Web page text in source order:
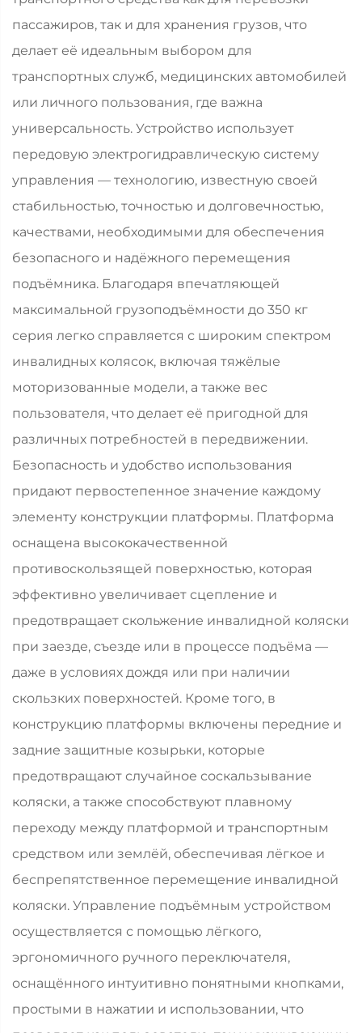
пассажиров, так и для хранения грузов, что
делает её идеальным выбором для
транспортных служб, медицинских автомобилей
или личного пользования, где важна
универсальность. Устройство использует
передовую электрогидравлическую систему
управления — технологию, известную своей
стабильностью, точностью и долговечностью,
качествами, необходимыми для обеспечения
безопасного и надёжного перемещения
подъёмника. Благодаря впечатляющей
максимальной грузоподъёмности до 350 кг
серия легко справляется с широким спектром
инвалидных колясок, включая тяжёлые
моторизованные модели, а также вес
пользователя, что делает её пригодной для
различных потребностей в передвижении.
Безопасность и удобство использования
придают первостепенное значение каждому
элементу конструкции платформы. Платформа
оснащена высококачественной
противоскользящей поверхностью, которая
эффективно увеличивает сцепление и
предотвращает скольжение инвалидной коляски
при заезде, съезде или в процессе подъёма —
даже в условиях дождя или при наличии
скользких поверхностей. Кроме того, в
конструкцию платформы включены передние и
задние защитные козырьки, которые
предотвращают случайное соскальзывание
коляски, а также способствуют плавному
переходу между платформой и транспортным
средством или землёй, обеспечивая лёгкое и
беспрепятственное перемещение инвалидной
коляски. Управление подъёмным устройством
осуществляется с помощью лёгкого,
эргономичного ручного переключателя,
оснащённого интуитивно понятными кнопками,
простыми в нажатии и использовании, что